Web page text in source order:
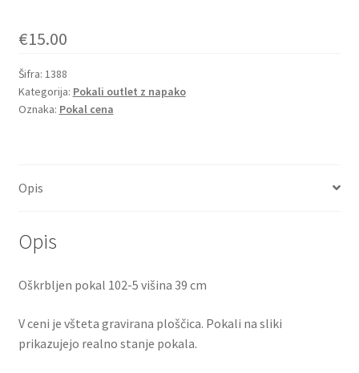
€15.00
Šifra: 1388
Kategorija: Pokali outlet z napako
Oznaka: Pokal cena
Opis
Opis
Oškrbljen pokal 102-5 višina 39 cm
V ceni je všteta gravirana ploščica. Pokali na sliki
prikazujejo realno stanje pokala.